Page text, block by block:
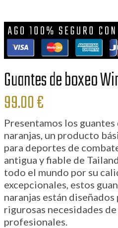
Guantes de boxeo
99.00€
Presentamos los
naranjas, un producto
para deportes de
antigua y fiable de
todo el mundo por su
excepcionales, estos
naranjas están
rigurosas necesidades
profesionales.